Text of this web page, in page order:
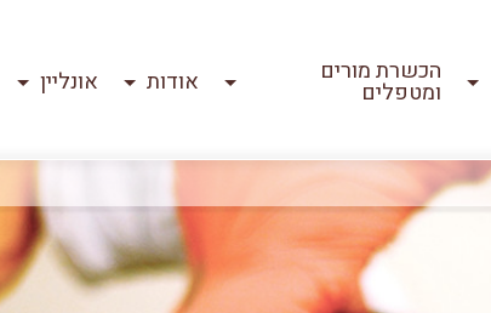
הכשרת מורים
ומטפלים אודות אונליין